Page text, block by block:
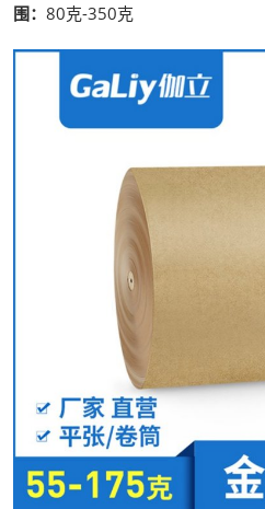
围： 80克-350克